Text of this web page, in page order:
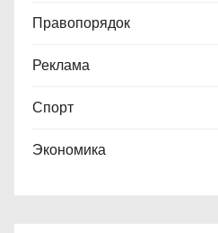
Правопорядок
Реклама
Спорт
Экономика